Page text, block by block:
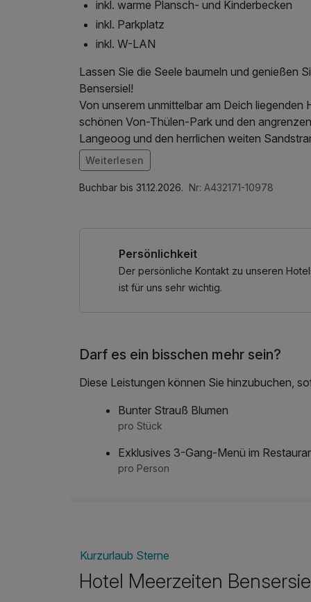
inkl. warme Plansch- und Kinderbecken
inkl. Parkplatz
inkl. W-LAN
Lassen Sie die Seele baumeln und genießen
Bensersiel!
Von unserem unmittelbar am Deich
schönen Von-Thülen-Park und den
Langeoog und den herrlichen weiten
Erleben Sie den Strand, das Meer, die Deiche
von Frühjahr bis Herbst die Stege im Hafen
Entdecken Sie die Kleinstadt Esens - mit
Im Angebot enthalten
1 Flasche Mineralwasser, Saunabenutzung,
Weiterlesen
Buchbar bis 31.12.2026. Nr: A432171-10978
Persönlichkeit
Der persönliche Kontakt zu unseren
ist für uns sehr wichtig.
Darf es ein bisschen mehr sein?
Diese Leistungen können Sie hinzubuchen,
Bunter Strauß Blumen
pro Stück
Exklusives 3-Gang-Menü im
pro Person
Kurzurlaub Sterne
Hotel Meerzeiten